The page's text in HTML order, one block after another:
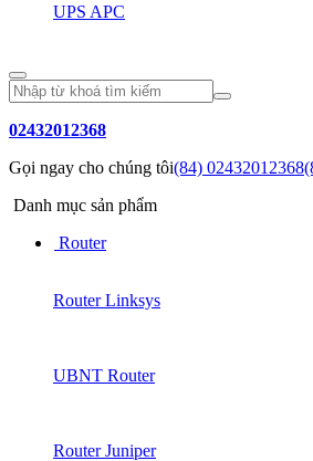
UPS APC
02432012368
Gọi ngay cho chúng tôi(84) 02432012368
Danh mục sản phẩm
Router
Router Linksys
UBNT Router
Router Juniper